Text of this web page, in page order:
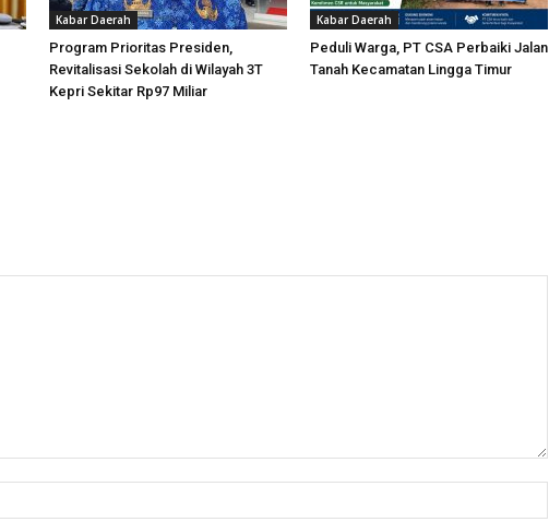
Kabar Daerah
Program Prioritas Presiden,
Revitalisasi Sekolah di Wilayah 3T
Kepri Sekitar Rp97 Miliar
Kabar Daerah
Peduli Warga, PT CSA Perbaiki Jalan
Tanah Kecamatan Lingga Timur